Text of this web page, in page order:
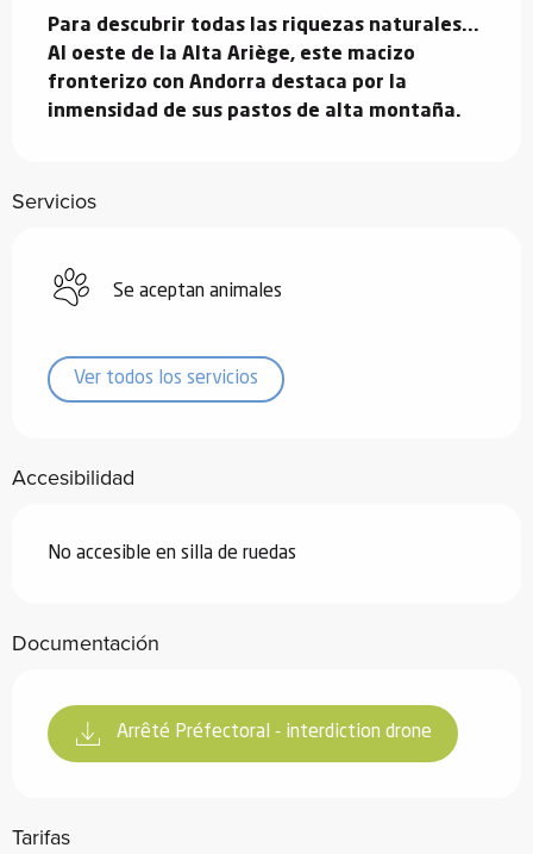
Para descubrir todas las riquezas naturales...
Al oeste de la Alta Ariège, este macizo
fronterizo con Andorra destaca por la
inmensidad de sus pastos de alta montaña.
Servicios
Se aceptan animales
Ver todos los servicios
Accesibilidad
No accesible en silla de ruedas
Documentación
Arrêté Préfectoral - interdiction drone
Tarifas